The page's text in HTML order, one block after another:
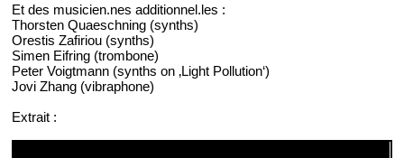
Et des musicien.nes additionnel.les :
Thorsten Quaeschning (synths)
Orestis Zafiriou (synths)
Simen Eifring (trombone)
Peter Voigtmann (synths on ‚Light Pollution‘)
Jovi Zhang (vibraphone)
Extrait :